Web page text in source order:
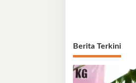
Berita Terkini